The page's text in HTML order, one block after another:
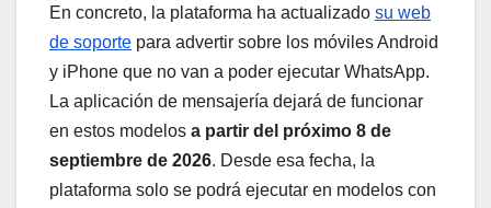
En concreto, la plataforma ha actualizado su web
de soporte para advertir sobre los móviles Android
y iPhone que no van a poder ejecutar WhatsApp.
La aplicación de mensajería dejará de funcionar
en estos modelos a partir del próximo 8 de
septiembre de 2026. Desde esa fecha, la
plataforma solo se podrá ejecutar en modelos con